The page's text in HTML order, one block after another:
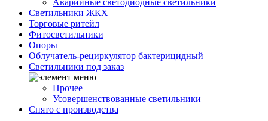
Аварийные светодиодные светильники
Светильники ЖКХ
Торговые ритейл
Фитосветильники
Опоры
Облучатель-рециркулятор бактерицидный
Светильники под заказ
Прочее
Усовершенствованные светильники
Снято с производства